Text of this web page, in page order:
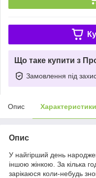
Що таке купити з
Замовлення під
Опис Характеристики
Опис
У найгірший день
іншою жінкою. За кілька
зарікаюся коли-небудь